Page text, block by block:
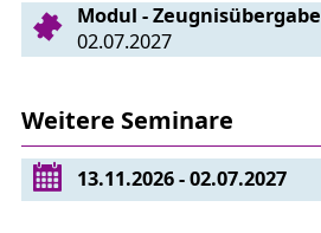
Modul - Zeugnisübergabe
02.07.2027
Weitere Seminare
13.11.2026 - 02.07.2027